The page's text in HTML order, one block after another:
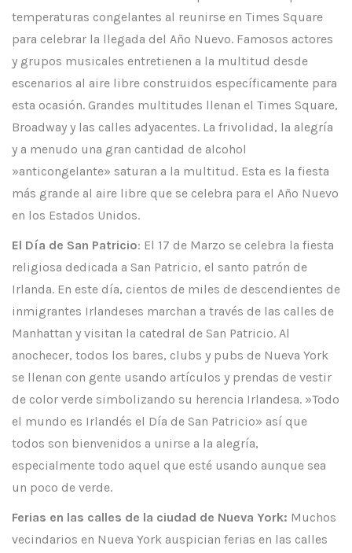
temperaturas congelantes al reunirse en Times Square
para celebrar la llegada del Año Nuevo. Famosos actores
y grupos musicales entretienen a la multitud desde
escenarios al aire libre construidos específicamente para
esta ocasión. Grandes multitudes llenan el Times Square,
Broadway y las calles adyacentes. La frivolidad, la alegría
y a menudo una gran cantidad de alcohol
»anticongelante» saturan a la multitud. Esta es la fiesta
más grande al aire libre que se celebra para el Año Nuevo
en los Estados Unidos.
El Día de San Patricio: El 17 de Marzo se celebra la fiesta
religiosa dedicada a San Patricio, el santo patrón de
Irlanda. En este día, cientos de miles de descendientes de
inmigrantes Irlandeses marchan a través de las calles de
Manhattan y visitan la catedral de San Patricio. Al
anochecer, todos los bares, clubs y pubs de Nueva York
se llenan con gente usando artículos y prendas de vestir
de color verde simbolizando su herencia Irlandesa. »Todo
el mundo es Irlandés el Día de San Patricio» así que
todos son bienvenidos a unirse a la alegría,
especialmente todo aquel que esté usando aunque sea
un poco de verde.
Ferias en las calles de la ciudad de Nueva York: Muchos
vecindarios en Nueva York auspician ferias en las calles